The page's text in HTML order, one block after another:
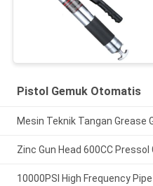
Pistol Gemuk Otomatis
Mesin Teknik Tangan Grease
Zinc Gun Head 600CC
10000PSI High Frequency